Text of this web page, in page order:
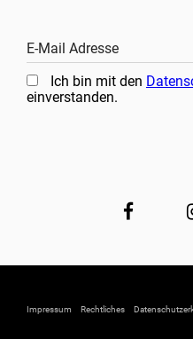
E-Mail Adresse
Ich bin mit den
einverstanden.
Impressum Rechtliches